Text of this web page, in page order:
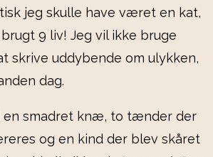
jeg skulle have været en kat,
9 liv! Jeg vil ikke bruge
skrive uddybende om ulykken,
dag.
en smadret knæ, to tænder der
og en kind der blev skåret